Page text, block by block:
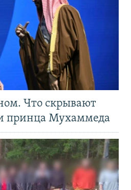
Что скрывают
принца Мухаммеда